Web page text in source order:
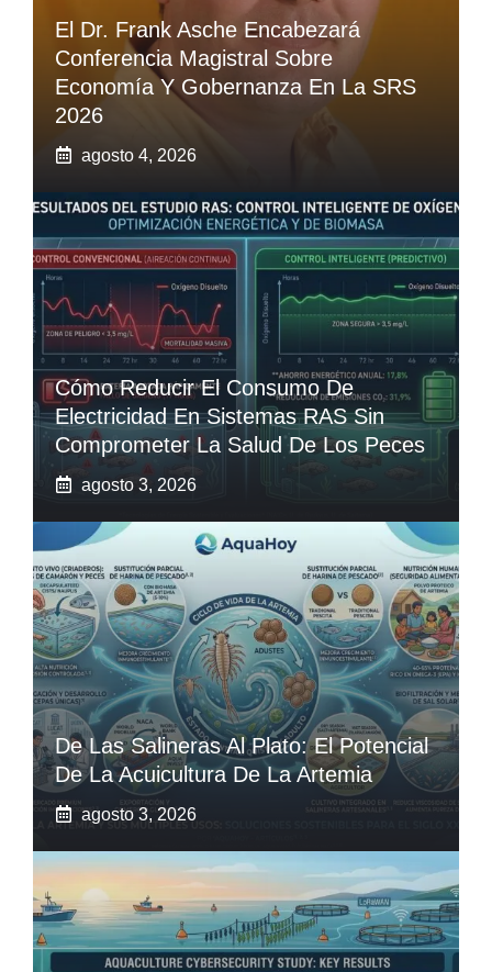
El Dr. Frank Asche Encabezará
Conferencia Magistral Sobre
Economía Y Gobernanza En La SRS
2026
agosto 4, 2026
Cómo Reducir El Consumo De
Electricidad En Sistemas RAS Sin
Comprometer La Salud De Los Peces
agosto 3, 2026
De Las Salineras Al Plato: El Potencial
De La Acuicultura De La Artemia
agosto 3, 2026